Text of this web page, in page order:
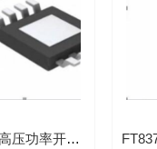
FT8396内置700V高压功率开关原边反馈控制芯片